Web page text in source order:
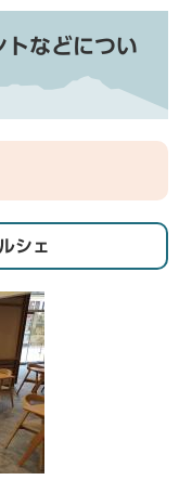
トなどについ
シェ